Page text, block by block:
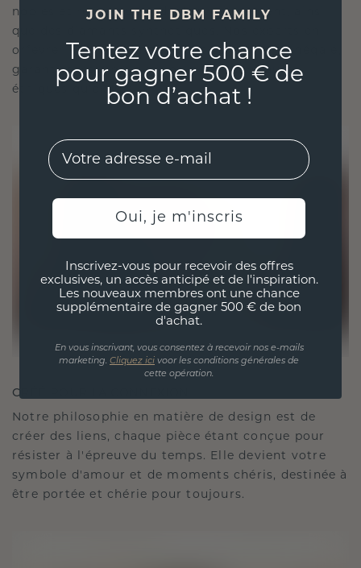
nobles et respectueux de l'environnement, ainsi
que des diamants synthétiques. Nos experts en
orfèvrerie allient durabilité et savoir-faire inégalé,
garantissant ainsi que vos bijoux sont aussi
éthiques qu'exquis.
CRÉÉ POUR LA CONNEXION
Notre philosophie en matière de design est de
créer des liens, chaque pièce étant conçue pour
résister à l'épreuve du temps. Elle devient votre
symbole d'amour et de moments chéris, destinée à
être portée et chérie pour toujours.
JOIN THE DBM FAMILY
Tentez votre chance
pour gagner 500 € de
bon d’achat !
EMail
Oui, je m'inscris
Inscrivez-vous pour recevoir des offres
exclusives, un accès anticipé et de l'inspiration.
Les nouveaux membres ont une chance
supplémentaire de gagner 500 € de bon
d'achat.
En vous inscrivant, vous consentez à recevoir nos e-mails
marketing. Cliquez ici voor les conditions générales de
cette opération.